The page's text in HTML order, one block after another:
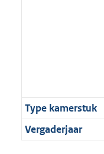
Type kamerstuk
Vergaderjaar